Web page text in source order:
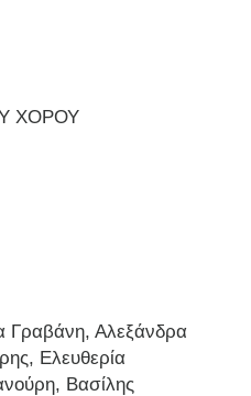
ΧΟΡΟΥ
Γραβάνη, Αλεξάνδρα
Ελευθερία
Βασίλης